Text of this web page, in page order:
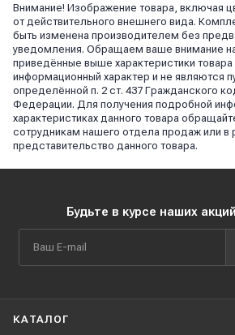
Внимание! Изображение товара, включая
от действительного внешнего вида.
быть изменена производителем без
уведомления. Обращаем ваше внимание
приведённые выше характеристики
информационный характер и не являются
определённой п. 2 ст. 437 Гражданского
Федерации. Для получения подробной
характеристиках данного товара
сотрудникам нашего отдела продаж или в
представительство данного товара.
Будьте в курсе наших
КАТАЛОГ